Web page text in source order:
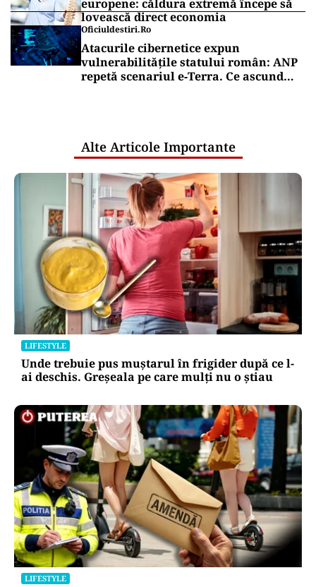
europene: căldura extremă începe să
lovească direct economia
Oficiuldestiri.ro
Atacurile cibernetice expun
vulnerabilitățile statului român: ANP
repetă scenariul e‑Terra. Ce ascund
Alte Articole Importante
LIFESTYLE
Unde trebuie pus muștarul în frigider după ce l-
ai deschis. Greșeala pe care mulți nu o știau
LIFESTYLE